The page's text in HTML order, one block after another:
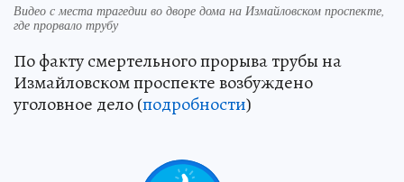
Видео с места трагедии во дворе дома на Измайловском проспекте,
где прорвало трубу
По факту смертельного прорыва трубы на
Измайловском проспекте возбуждено
уголовное дело (подробности)